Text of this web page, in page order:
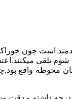
است چون
محوطه واقع